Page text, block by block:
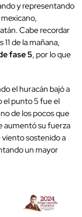
y representando
Cabe recordar
de la mañana,
fase 5, por lo que
el huracán bajó a
el punto 5 fue el
de los pocos que
aumentó su fuerza
sostenido a
un mayor